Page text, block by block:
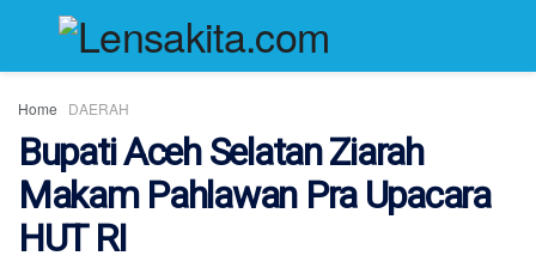
Home DAERAH
Bupati Aceh Selatan Ziarah
Makam Pahlawan Pra Upacara
HUT RI